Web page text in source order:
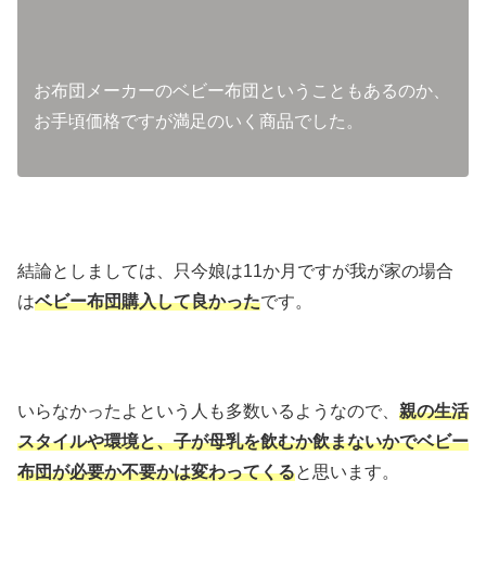
お布団メーカーのベビー布団ということもあるのか、
お手頃価格ですが満足のいく商品でした。
結論としましては、只今娘は11か月ですが我が家の場合
はベビー布団購入して良かったです。
いらなかったよという人も多数いるようなので、 親の生活
スタイルや環境と、子が母乳を飲むか飲まないかでベビー
布団が必要か不要かは変わってくると思います。